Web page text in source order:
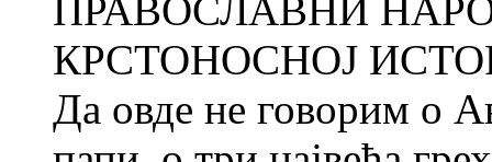
ПРАВОСЛАВНИ
КРСТОНОСНОЈ
Да овде не говорим о